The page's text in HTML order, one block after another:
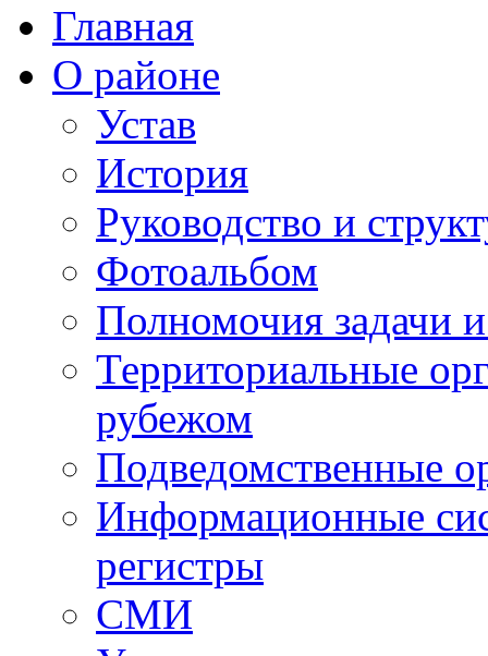
Главная
О районе
Устав
История
Руководство и
Фотоальбом
Полномочия задачи
Территориальные
рубежом
Подведомственные
Информационные
регистры
СМИ